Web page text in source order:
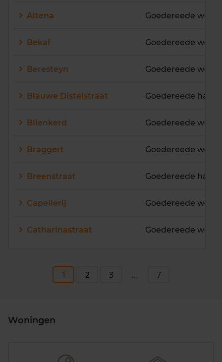
Q
U
V
Altena Goedereede
Bekaf Goedereede
Beresteyn Goedereede
Blauwe Distelstraat Goedereede
Blienkerd Goedereede
Braggert Goedereede
Breenstraat Goedereede
Capellerij Goedereede
Catharinastraat Goedereede
1 2 3 ... 7
Woningen